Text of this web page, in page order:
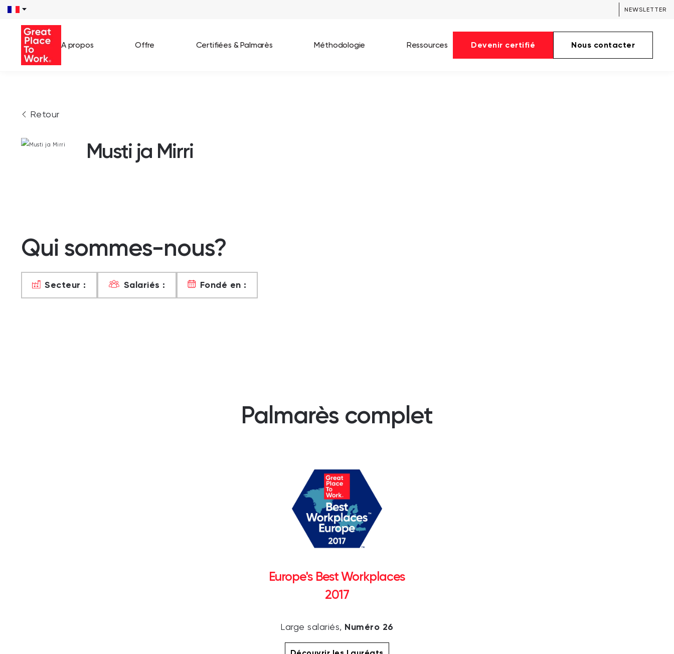
NEWSLETTER
A propos Offre Certifiées & Palmarès Méthodologie Ressources Devenir certifié Nous contacter
Retour
Musti ja Mirri
Qui sommes-nous?
Secteur : Salariés : Fondé en :
Palmarès complet
Europe's Best Workplaces
2017
Large salariés, Numéro 26